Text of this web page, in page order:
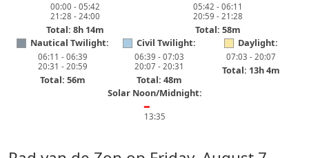
00:00 - 05:42
21:28 - 24:00
Total: 8h 14m
05:42 - 06:11
20:59 - 21:28
Total: 58m
Nautical Twilight:
06:11 - 06:39
20:31 - 20:59
Total: 56m
Civil Twilight:
06:39 - 07:03
20:07 - 20:31
Total: 48m
Daylight:
07:03 - 20:07
Total: 13h 4m
Solar Noon/Midnight:
━
13:35